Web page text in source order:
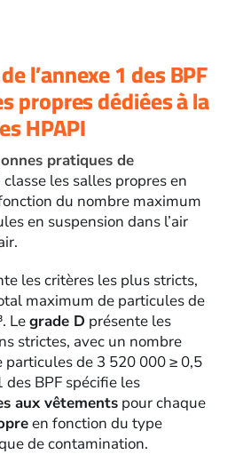
l’annexe 1 des BPF
propres dédiées à la
HPAPI
pratiques de
classe les salles propres en
du nombre maximum
en suspension dans l’air
les critères les plus stricts,
maximum de particules de
Legrade D présente les
strictes, avec un nombre
de 3 520 000 ≥ 0,5
des BPF spécifie les
aux vêtementspour chaque
en fonction du type
de contamination.